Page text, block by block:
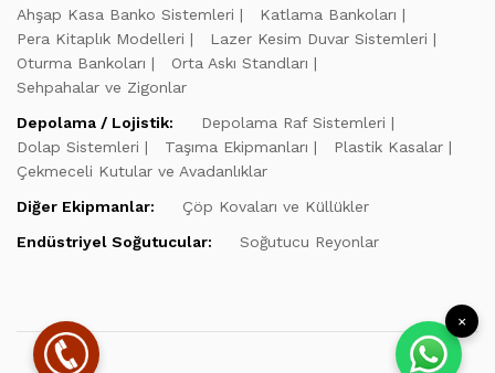
Ahşap Kasa Banko Sistemleri
Katlama Bankoları
Pera Kitaplık Modelleri
Lazer Kesim Duvar Sistemleri
Oturma Bankoları
Orta Askı Standları
Sehpahalar ve Zigonlar
Depolama / Lojistik:
Depolama Raf Sistemleri
Dolap Sistemleri
Taşıma Ekipmanları
Plastik Kasalar
Çekmeceli Kutular ve Avadanlıklar
Diğer Ekipmanlar:
Çöp Kovaları ve Küllükler
Endüstriyel Soğutucular:
Soğutucu Reyonlar
×